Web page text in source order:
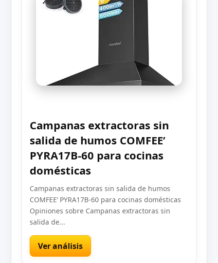
Campanas extractoras sin
salida de humos COMFEE’
PYRA17B-60 para cocinas
domésticas
Campanas extractoras sin salida de humos
COMFEE’ PYRA17B-60 para cocinas domésticas
Opiniones sobre Campanas extractoras sin
salida de...
Ver análisis